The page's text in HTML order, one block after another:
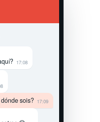
17:08
sois? 17:09